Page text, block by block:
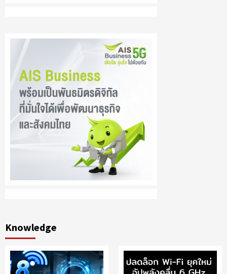
Knowledge